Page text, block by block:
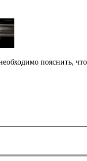
пояснить,